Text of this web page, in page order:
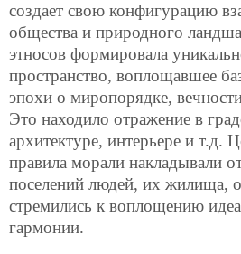
создает свою конфигурацию
общества и природного
этносов формировала
пространство, воплощавшее
эпохи о миропорядке,
Это находило отражение в
архитектуре, интерьере и т.д.
правила морали накладывали
поселений людей, их жилища,
стремились к воплощению
гармонии.